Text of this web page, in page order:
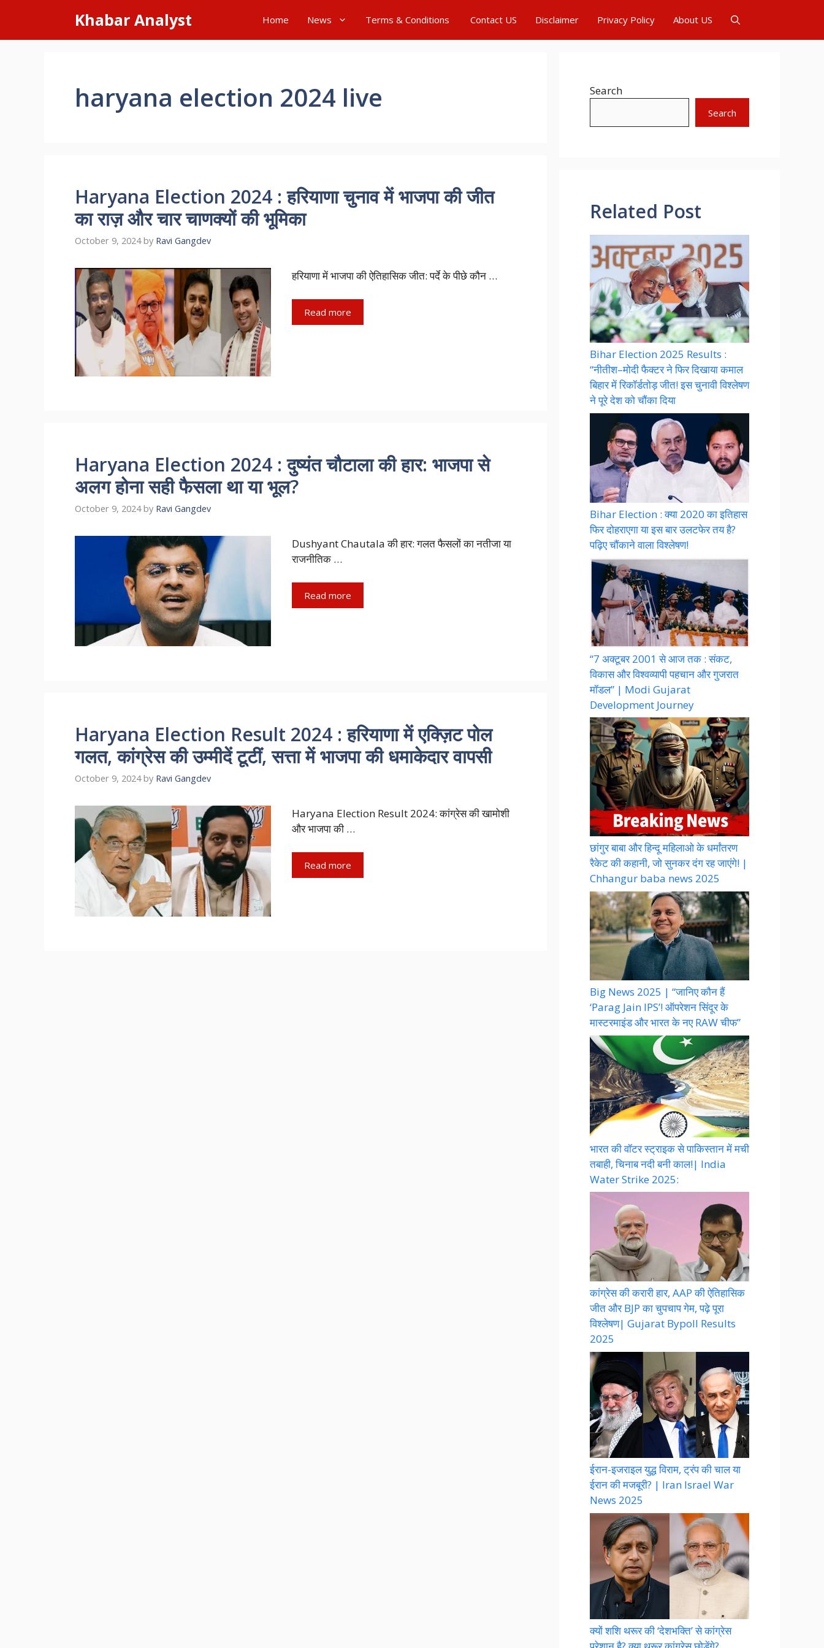
content
Khabar Analyst Home News Terms & Conditions Contact US Disclaimer Privacy Policy About US
haryana election 2024 live
Haryana Election 2024 : हरियाणा चुनाव में भाजपा की जीत
का राज़ और चार चाणक्यों की भूमिका
October 9, 2024 by Ravi Gangdev
हरियाणा में भाजपा की ऐतिहासिक जीत: पर्दे के पीछे कौन …
Read more
Haryana Election 2024 : दुष्यंत चौटाला की हार: भाजपा से
अलग होना सही फैसला था या भूल?
October 9, 2024 by Ravi Gangdev
Dushyant Chautala की हार: गलत फैसलों का नतीजा या
राजनीतिक …
Read more
Haryana Election Result 2024 : हरियाणा में एक्ज़िट पोल
गलत, कांग्रेस की उम्मीदें टूटीं, सत्ता में भाजपा की धमाकेदार वापसी
October 9, 2024 by Ravi Gangdev
Haryana Election Result 2024: कांग्रेस की खामोशी
और भाजपा की …
Read more
Search
Search
Related Post
Bihar Election 2025 Results :
“नीतीश–मोदी फैक्टर ने फिर दिखाया कमाल
बिहार में रिकॉर्डतोड़ जीत! इस चुनावी विश्लेषण
ने पूरे देश को चौंका दिया
Bihar Election : क्या 2020 का इतिहास
फिर दोहराएगा या इस बार उलटफेर तय है?
पढ़िए चौंकाने वाला विश्लेषण!
“7 अक्टूबर 2001 से आज तक : संकट,
विकास और विश्वव्यापी पहचान और गुजरात
मॉडल” | Modi Gujarat
Development Journey
छांगुर बाबा और हिन्दू महिलाओ के धर्मांतरण
रैकेट की कहानी, जो सुनकर दंग रह जाएंगे! |
Chhangur baba news 2025
Big News 2025 | “जानिए कौन हैं
‘Parag Jain IPS’! ऑपरेशन सिंदूर के
मास्टरमाइंड और भारत के नए RAW चीफ”
भारत की वॉटर स्ट्राइक से पाकिस्तान में मची
तबाही, चिनाब नदी बनी काल!| India
Water Strike 2025:
कांग्रेस की करारी हार, AAP की ऐतिहासिक
जीत और BJP का चुपचाप गेम, पढ़े पूरा
विश्लेषण| Gujarat Bypoll Results
2025
ईरान-इजराइल युद्ध विराम, ट्रंप की चाल या
ईरान की मजबूरी? | Iran Israel War
News 2025
क्यों शशि थरूर की ‘देशभक्ति’ से कांग्रेस